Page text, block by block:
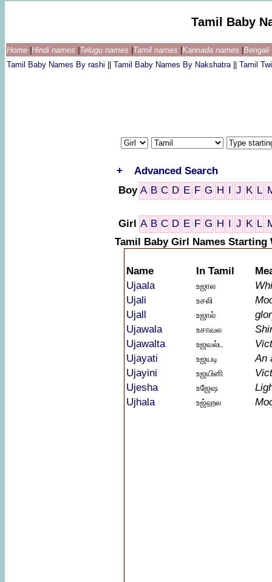
Tamil Baby
Home Hindi names Telugu names Tamil names Kannada names
Tamil Baby Names By rashi
Tamil Baby Names By Nakshatra Tamil
+
Advanced Search
Boy A B C D E F G H I J K L
Girl A B C D E F G H I J K L
Tamil Baby Girl Names
Name In Tamil
Ujaala
உஜால
Ujali
உசலி
Ujall
உஜால்
Ujawala
உசாவல
Ujawalta
உஜவல்ட
Ujayati
உஜயடி
An
Ujayini
உஜயினி
Ujesha
உஜேஷ
Ujhala
உஜ்ஹல